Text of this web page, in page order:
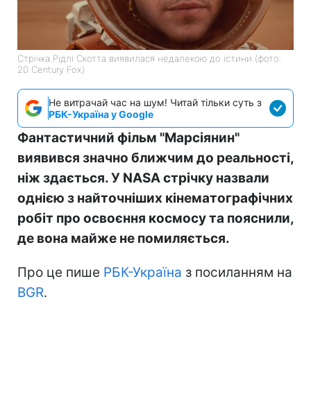
Стрічка Рідлі Скотта виявилася недалекою до істини (фото:
20 Century Fox)
Не витрачай час на шум! Читай тільки суть з
РБК-Україна у Google
Фантастичний фільм "Марсіянин"
виявився значно ближчим до реальності,
ніж здається. У NASA стрічку назвали
однією з найточніших кінематографічних
робіт про освоєння космосу та пояснили,
де вона майже не помиляється.
Про це пише РБК-Україна з посиланням на
BGR.